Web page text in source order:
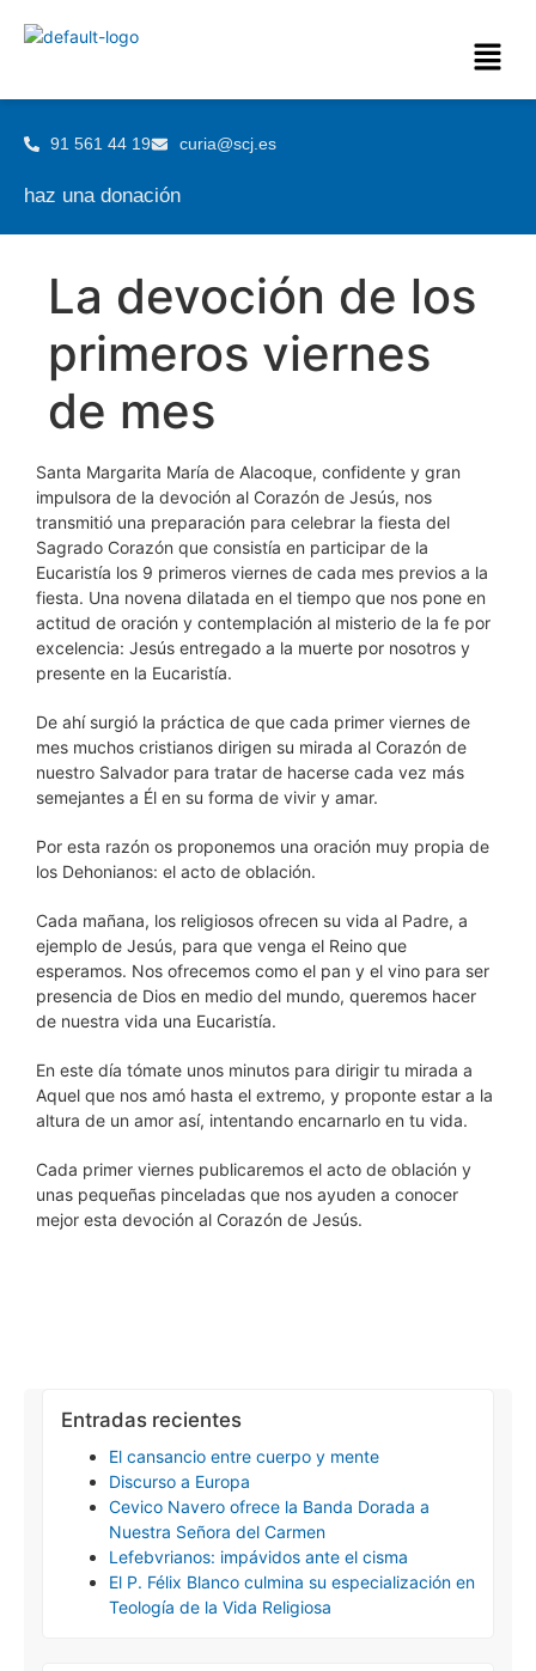
91 561 44 19 curia@scj.es
haz una donación
La devoción de los
primeros viernes
de mes
Santa Margarita María de Alacoque, confidente y gran
impulsora de la devoción al Corazón de Jesús, nos
transmitió una preparación para celebrar la fiesta del
Sagrado Corazón que consistía en participar de la
Eucaristía los 9 primeros viernes de cada mes previos a la
fiesta. Una novena dilatada en el tiempo que nos pone en
actitud de oración y contemplación al misterio de la fe por
excelencia: Jesús entregado a la muerte por nosotros y
presente en la Eucaristía.
De ahí surgió la práctica de que cada primer viernes de
mes muchos cristianos dirigen su mirada al Corazón de
nuestro Salvador para tratar de hacerse cada vez más
semejantes a Él en su forma de vivir y amar.
Por esta razón os proponemos una oración muy propia de
los Dehonianos: el acto de oblación.
Cada mañana, los religiosos ofrecen su vida al Padre, a
ejemplo de Jesús, para que venga el Reino que
esperamos. Nos ofrecemos como el pan y el vino para ser
presencia de Dios en medio del mundo, queremos hacer
de nuestra vida una Eucaristía.
En este día tómate unos minutos para dirigir tu mirada a
Aquel que nos amó hasta el extremo, y proponte estar a la
altura de un amor así, intentando encarnarlo en tu vida.
Cada primer viernes publicaremos el acto de oblación y
unas pequeñas pinceladas que nos ayuden a conocer
mejor esta devoción al Corazón de Jesús.
Entradas recientes
El cansancio entre cuerpo y mente
Discurso a Europa
Cevico Navero ofrece la Banda Dorada a
Nuestra Señora del Carmen
Lefebvrianos: impávidos ante el cisma
El P. Félix Blanco culmina su especialización en
Teología de la Vida Religiosa